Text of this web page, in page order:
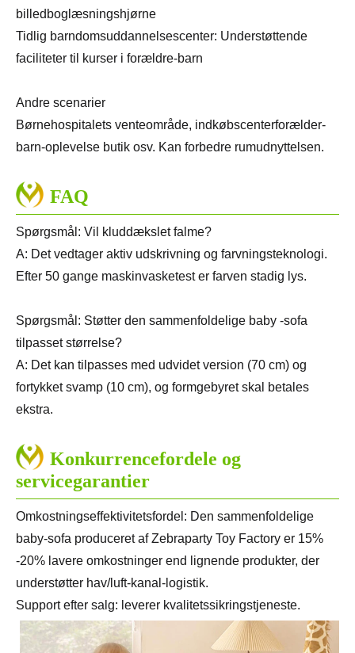
billedboglæsningshjørne
Tidlig barndomsuddannelsescenter: Understøttende
faciliteter til kurser i forældre-barn
Andre scenarier
Børnehospitalets venteområde, indkøbscenterforælder-
barn-oplevelse butik osv. Kan forbedre rumudnyttelsen.
FAQ
Spørgsmål: Vil kluddækslet falme?
A: Det vedtager aktiv udskrivning og farvningsteknologi.
Efter 50 gange maskinvasketest er farven stadig lys.
Spørgsmål: Støtter den sammenfoldelige baby -sofa
tilpasset størrelse?
A: Det kan tilpasses med udvidet version (70 cm) og
fortykket svamp (10 cm), og formgebyret skal betales
ekstra.
Konkurrencefordele og
servicegarantier
Omkostningseffektivitetsfordel: Den sammenfoldelige
baby-sofa produceret af Zebraparty Toy Factory er 15%
-20% lavere omkostninger end lignende produkter, der
understøtter hav/luft-kanal-logistik.
Support efter salg: leverer kvalitetssikringstjeneste.